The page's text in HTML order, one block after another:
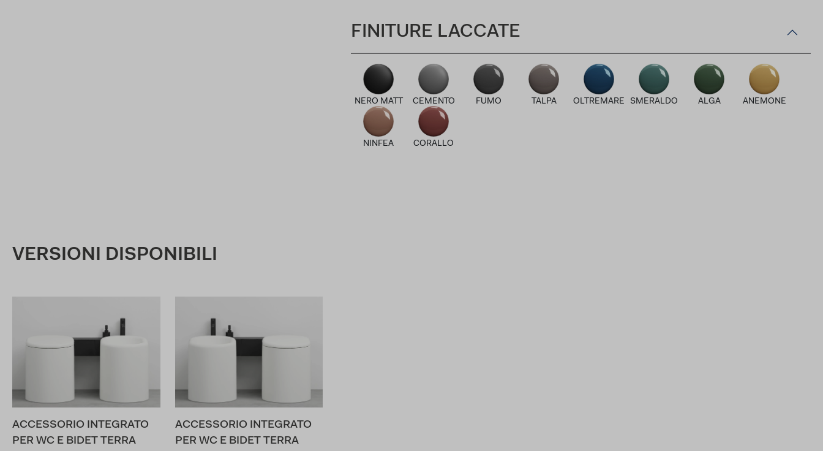
FINITURE LACCATE
NERO MATT CEMENTO FUMO TALPA OLTREMARE SMERALDO ALGA ANEMONE
NINFEA CORALLO
VERSIONI DISPONIBILI
ACCESSORIO INTEGRATO
PER WC E BIDET TERRA
ACCESSORIO INTEGRATO
PER WC E BIDET TERRA